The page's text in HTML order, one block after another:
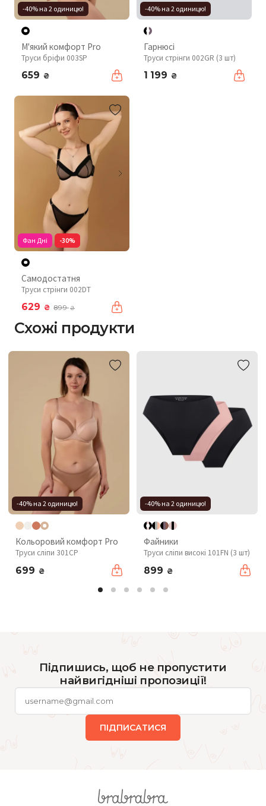
-40% на 2 одиницю!
М'який комфорт Pro
Труси бріфи 003SP
659 ₴
-40% на 2 одиницю!
Гарнюсі
Труси стрінги 002GR (3 шт)
1 199 ₴
Фан Дні -30%
Самодостатня
Труси стрінги 002DT
629 ₴ 899₴
Схожі продукти
-40% на 2 одиницю!
Кольоровий комфорт Pro
Труси сліпи 301CP
699 ₴
-40% на 2 одиницю!
Файники
Труси сліпи високі 101FN (3 шт)
899 ₴
Підпишись, щоб не пропустити
найвигідніші пропозиції!
ПІДПИСАТИСЯ